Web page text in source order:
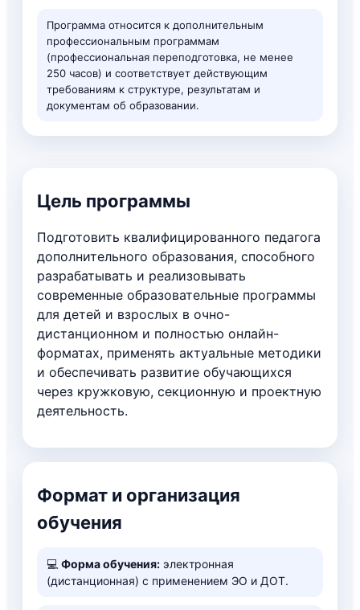
Программа относится к дополнительным
профессиональным программам
(профессиональная переподготовка, не менее
250 часов) и соответствует действующим
требованиям к структуре, результатам и
документам об образовании.
Цель программы
Подготовить квалифицированного педагога
дополнительного образования, способного
разрабатывать и реализовывать
современные образовательные программы
для детей и взрослых в очно-
дистанционном и полностью онлайн-
форматах, применять актуальные методики
и обеспечивать развитие обучающихся
через кружковую, секционную и проектную
деятельность.
Формат и организация
обучения
💻 Форма обучения: электронная
(дистанционная) с применением ЭО и ДОТ.